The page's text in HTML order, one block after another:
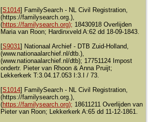
[S1014] FamilySearch - NL Civil Registration,
(https://familysearch.org.),
(https://familysearch.org); 18430918 Overlijden
Maria van Roon; Hardinxveld A:62 dd 18-09-1843.
[S9031] Nationaal Archief - DTB Zuid-Holland,
(www.nationaalarchief.nl/dtb.),
(www.nationaalarchief.nl/dtb); 17751124 Impost
ondertr. Pieter van Rhoon & Anna Pruijt;
Lekkerkerk T:3.04.17.053 I:3.I / 73.
[S1014] FamilySearch - NL Civil Registration,
(https://familysearch.org.),
(https://familysearch.org); 18611211 Overlijden van
Pieter van Roon; Lekkerkerk A:65 dd 11-12-1861.